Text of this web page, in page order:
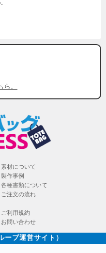
ら。
素材について
製作事例
各種書類について
ご注文の流れ
ご利用規約
お問い合わせ
ープ運営サイト）